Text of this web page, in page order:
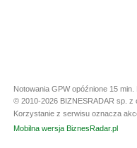
Notowania GPW opóźnione 15 min.
© 2010-2026 BIZNESRADAR sp. z
Korzystanie z serwisu oznacza
Mobilna wersja BiznesRadar.pl